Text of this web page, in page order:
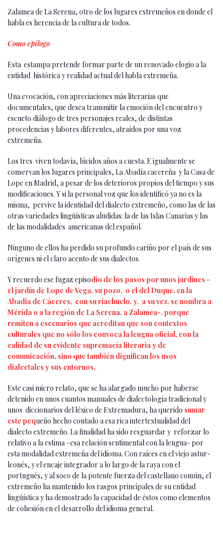
Zalamea de La Serena, otro de los lugares extremeños en donde el
habla es herencia de la cultura de todos.
Como epílogo
Esta estampa pretende formar parte de un renovado elogio a la
entidad histórica y realidad actual del habla extremeña.
Una evocación, con apreciaciones más literarias que
documentales, que desea transmitir la emoción del encuentro y
escueto diálogo de tres personajes reales, de distintas
procedencias y labores diferentes, atraídos por una voz
extremeña.
Los tres viven todavía, lúcidos años a cuesta. E igualmente se
conservan los lugares principales, La Abadía cacereña y la Casa de
Lope en Madrid, a pesar de los deterioros propios del tiempo y sus
modificaciones. Y si la personal voz que los identificó ya no es la
misma, pervive la identidad del dialecto extremeño, como las de las
otras variedades lingüísticas aludidas: la de las Islas Canarias y las
de las modalidades americanas del español.
Ninguno de ellos ha perdido su profundo cariño por el país de sus
orígenes ni el claro acento de sus dialectos.
Y recuerdo ese fugaz episodio de los pasos por unos jardines -
el jardín de Lope de Vega, su pozo, o el del Duque, en la
Abadía de Cáceres, con su riachuelo, y, a su vez, se nombra a
Mérida o a la región de La Serena, a Zalamea-, porque
remiten a escenarios que acreditan que son contextos
culturales que no sólo los convoca la lengua oficial, con la
calidad de su evidente supremacía literaria y de
comunicación, sino que también dignifican los usos
dialectales y sus entornos.
Este casi micro relato, que se ha alargado mucho por haberse
detenido en unos cuantos manuales de dialectología tradicional y
unos diccionarios del léxico de Extremadura, ha querido sumar
este pequeño hecho contado a esa rica intertextualidad del
dialecto extremeño. La finalidad ha sido resguardar y reforzar lo
relativo a la estima –esa relación sentimental con la lengua- por
esta modalidad extremeña del idioma. Con raíces en el viejo astur-
leonés, y el encaje integrador a lo largo de la raya con el
portugués, y al soco de la potente fuerza del castellano común, el
extremeño ha mantenido los rasgos principales de su entidad
lingüística y ha demostrado la capacidad de éstos como elementos
de cohesión en el desarrollo del idioma general.